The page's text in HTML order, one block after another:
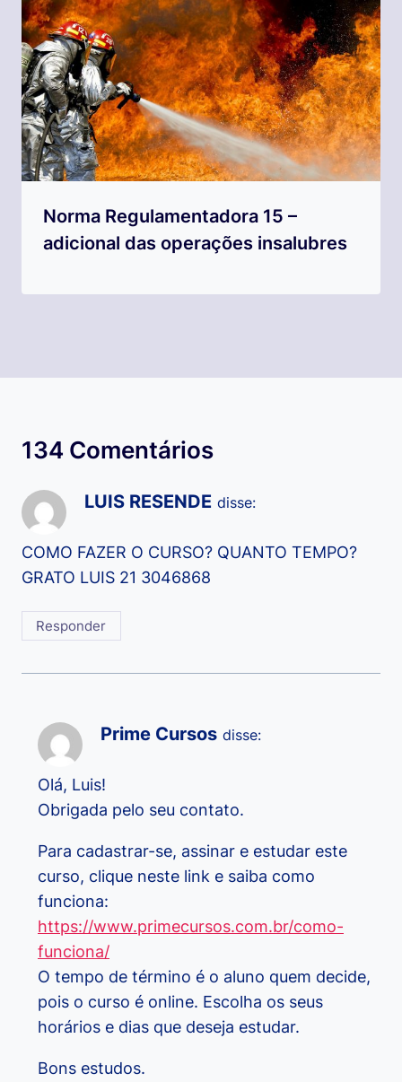
Norma Regulamentadora 15 –
adicional das operações insalubres
134 Comentários
LUIS RESENDE disse:
COMO FAZER O CURSO? QUANTO TEMPO?
GRATO LUIS 21 3046868
Responder
Prime Cursos disse:
Olá, Luis!
Obrigada pelo seu contato.
Para cadastrar-se, assinar e estudar este
curso, clique neste link e saiba como
funciona:
https://www.primecursos.com.br/como-
funciona/
O tempo de término é o aluno quem decide,
pois o curso é online. Escolha os seus
horários e dias que deseja estudar.
Bons estudos.